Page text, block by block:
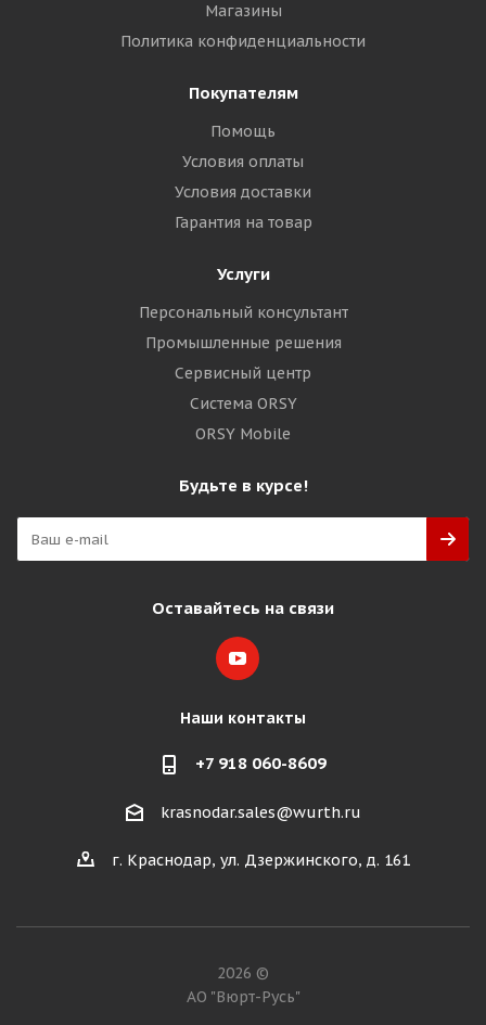
Магазины
Политика конфиденциальности
Покупателям
Помощь
Условия оплаты
Условия доставки
Гарантия на товар
Услуги
Персональный консультант
Промышленные решения
Сервисный центр
Система ORSY
ORSY Mobile
Будьте в курсе!
Оставайтесь на связи
Наши контакты
+7 918 060-8609
krasnodar.sales@wurth.ru
г. Краснодар, ул. Дзержинского, д. 161
2026 ©
АО "Вюрт-Русь"